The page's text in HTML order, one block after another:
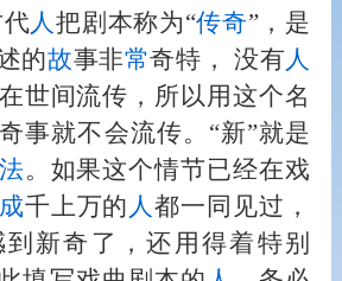
代人把剧本称为“传奇”，是
的故事非常奇特， 没有人
世间流传，所以用这个名
事就不会流传。“新”就是
法。如果这个情节已经在戏
成千上万的 人都一同见过，
新奇了，还用得着特别